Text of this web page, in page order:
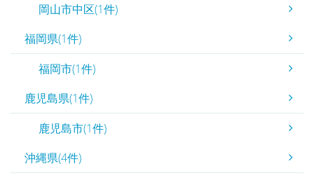
岡山市中区(1件)
福岡県(1件)
福岡市(1件)
鹿児島県(1件)
鹿児島市(1件)
沖縄県(4件)